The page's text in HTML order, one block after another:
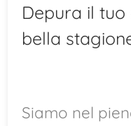
Depura il
bella
Siamo nel